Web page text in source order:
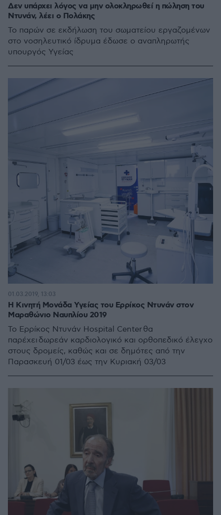
Δεν υπάρχει λόγος να μην ολοκληρωθεί η πώληση του
Ντυνάν, λέει ο Πολάκης
Το παρών σε εκδήλωση του σωματείου εργαζομένων
στο νοσηλευτικό ίδρυμα έδωσε ο αναπληρωτής
υπουργός Υγείας
Η Κινητή Μονάδα Υγείας του Ερρίκος Ντυνάν στον
Μαραθώνιο Ναυπλίου 2019
Το Ερρίκος Ντυνάν Hospital Center θα
παρέχει δωρεάν καρδιολογικό και ορθοπεδικό έλεγχο
στους δρομείς, καθώς και σε δημότες από την
Παρασκευή 01/03 έως την Κυριακή 03/03
01.03.2019, 13:03